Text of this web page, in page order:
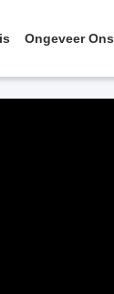
Ongeveer Ons